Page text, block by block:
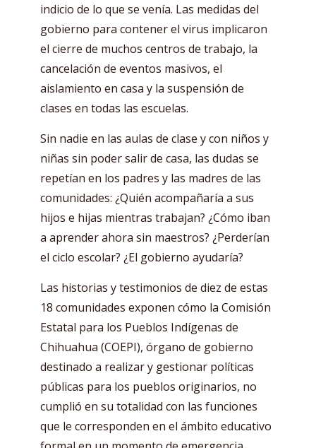
indicio de lo que se venía. Las medidas del
gobierno para contener el virus implicaron
el cierre de muchos centros de trabajo, la
cancelación de eventos masivos, el
aislamiento en casa y la suspensión de
clases en todas las escuelas.
Sin nadie en las aulas de clase y con niños y
niñas sin poder salir de casa, las dudas se
repetían en los padres y las madres de las
comunidades: ¿Quién acompañaría a sus
hijos e hijas mientras trabajan? ¿Cómo iban
a aprender ahora sin maestros? ¿Perderían
el ciclo escolar? ¿El gobierno ayudaría?
Las historias y testimonios de diez de estas
18 comunidades exponen cómo la Comisión
Estatal para los Pueblos Indígenas de
Chihuahua (COEPI), órgano de gobierno
destinado a realizar y gestionar políticas
públicas para los pueblos originarios, no
cumplió en su totalidad con las funciones
que le corresponden en el ámbito educativo